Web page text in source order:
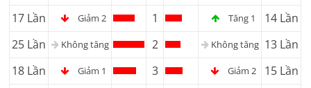
17 Lần
Giảm 2 1 Tăng 1
14 Lần
25 Lần
Không tăng 2 Không tăng 13 Lần
18 Lần
Giảm 1 3 Giảm 2
15 Lần